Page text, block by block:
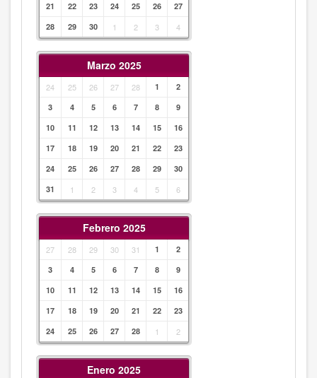
21
22 23 24 25 26
27
28
29 30 1 2 3 4
Marzo 2025
24 25 26 27 28 1
2
3
4 5 6 7 8
9
10
11 12 13 14 15
16
17
18 19 20 21 22
23
24
25 26 27 28 29
30
31
1 2 3 4 5 6
Febrero 2025
27 28 29 30 31 1
2
3
4 5 6 7 8
9
10
11 12 13 14 15
16
17
18 19 20 21 22
23
24
25 26 27 28 1 2
Enero 2025